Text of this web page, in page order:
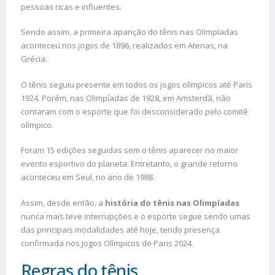
pessoas ricas e influentes.
Sendo assim, a primeira aparição do tênis nas Olimpíadas
aconteceu nos jogos de 1896, realizados em Atenas, na
Grécia.
O tênis seguiu presente em todos os jogos olímpicos até Paris
1924. Porém, nas Olimpíadas de 1928, em Amsterdã, não
contaram com o esporte que foi desconsiderado pelo comitê
olímpico.
Foram 15 edições seguidas sem o tênis aparecer no maior
evento esportivo do planeta. Entretanto, o grande retorno
aconteceu em Seul, no ano de 1988.
Assim, desde então, a história do tênis nas Olimpíadas
nunca mais teve interrupções e o esporte segue sendo umas
das principais modalidades até hoje, tendo presença
confirmada nos Jogos Olímpicos de Paris 2024.
Regras do tênis